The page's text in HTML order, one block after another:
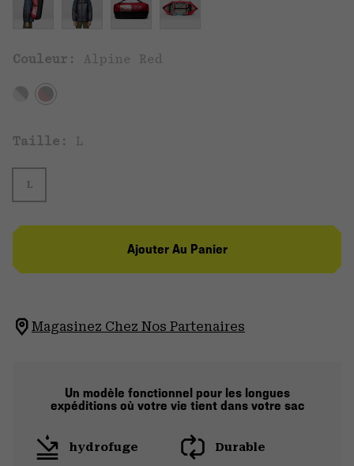
Couleur: Alpine Red
Taille: L
L
Ajouter Au Panier
Magasinez Chez Nos Partenaires
Un modèle fonctionnel pour les longues
expéditions où votre vie tient dans votre sac
hydrofuge Durable